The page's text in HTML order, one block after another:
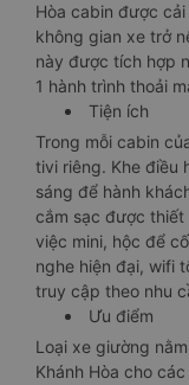
Hòa cabin được
không gian xe trở
này được tích hợp
1 hành trình thoải
Tiện ích
Trong mỗi cabin
tivi riêng. Khe điều
sáng để hành
cắm sạc được thiết
việc mini, hộc để
nghe hiện đại, wifi
truy cập theo nhu
Ưu điểm
Loại xe giường
Khánh Hòa cho